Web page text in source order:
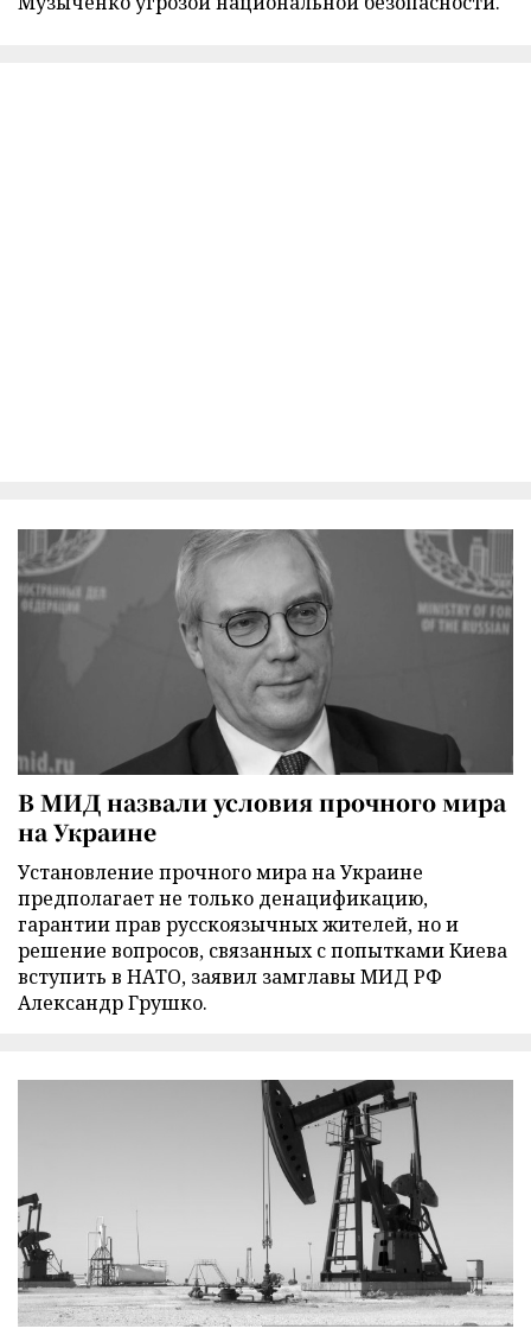
В МИД назвали условия прочного мира
на Украине
Установление прочного мира на Украине
предполагает не только денацификацию,
гарантии прав русскоязычных жителей, но и
решение вопросов, связанных с попытками Киева
вступить в НАТО, заявил замглавы МИД РФ
Александр Грушко.